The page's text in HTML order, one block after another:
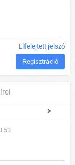
Elfelejtett jelszó
Regisztráció